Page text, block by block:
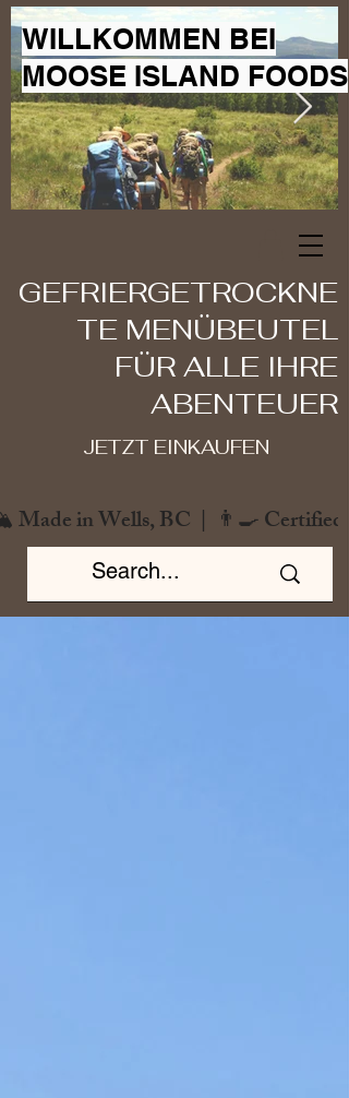
WILLKOMMEN BEI
MOOSE ISLAND FOODS
GEFRIERGETROCKNE
TE MENÜBEUTEL
FÜR ALLE IHRE
ABENTEUER
JETZT EINKAUFEN
in Wells, BC  |  👨‍🍳 Certified